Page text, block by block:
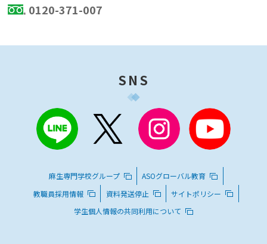
0120-371-007
SNS
麻生専門学校グループ
ASOグローバル教育
教職員採用情報
資料発送停止
サイトポリシー
学生個人情報の共同利用について